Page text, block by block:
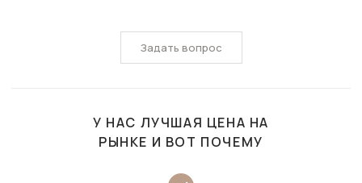
Задать вопрос
У НАС ЛУЧШАЯ ЦЕНА НА
РЫНКЕ И ВОТ ПОЧЕМУ